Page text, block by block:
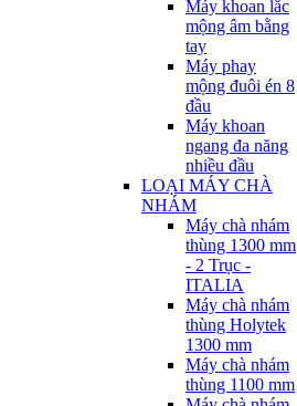
Máy khoan lắc
mộng âm bằng
tay
Máy phay
mộng đuôi én 8
đầu
Máy khoan
ngang đa năng
nhiều đầu
LOẠI MÁY CHÀ
NHÁM
Máy chà nhám
thùng 1300 mm
- 2 Trục -
ITALIA
Máy chà nhám
thùng Holytek
1300 mm
Máy chà nhám
thùng 1100 mm